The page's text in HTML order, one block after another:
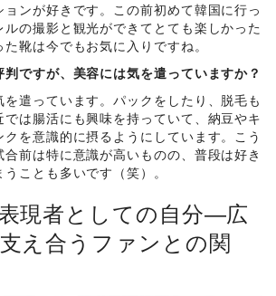
ンが好きです。この前初めて韓国に行っ
ルの撮影と観光ができてとても楽しかった
靴は今でもお気に入りですね。
ですが、美容には気を遣っていますか？
遣っています。パックをしたり、脱毛も
では腸活にも興味を持っていて、納豆やキ
クを意識的に摂るようにしています。こう
前は特に意識が高いものの、普段は好き
ことも多いです（笑）。
表現者としての自分―広
え合うファンとの関